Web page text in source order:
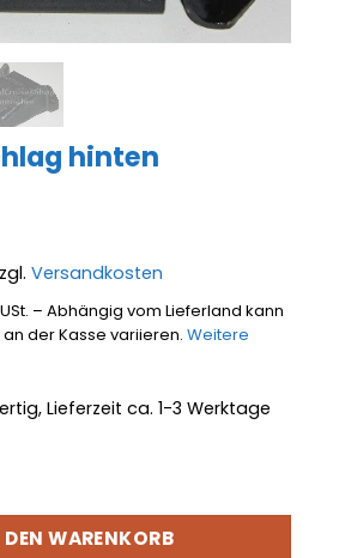
hinten
Versandkosten
– Abhängig vom Lieferland kann
der Kasse variieren. Weitere
Lieferzeit ca. 1-3 Werktage
Menge
DEN WARENKORB